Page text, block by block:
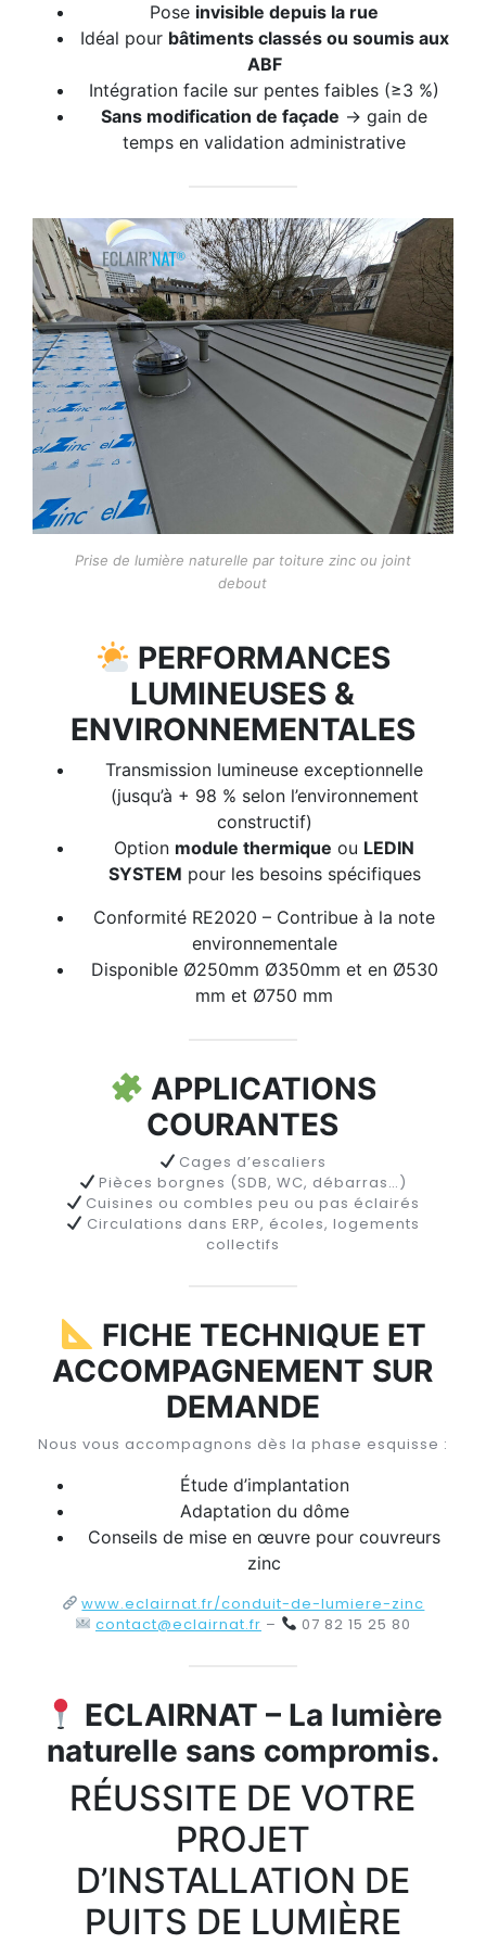
Pose invisible depuis la rue
Idéal pour bâtiments classés ou soumis aux
ABF
Intégration facile sur pentes faibles (≥3 %)
Sans modification de façade → gain de
temps en validation administrative
Prise de lumière naturelle par toiture zinc ou joint
debout
PERFORMANCES
LUMINEUSES &
ENVIRONNEMENTALES
Transmission lumineuse exceptionnelle
(jusqu’à + 98 % selon l’environnement
constructif)
Option module thermique ou LEDIN
SYSTEM pour les besoins spécifiques
Conformité RE2020 – Contribue à la note
environnementale
Disponible Ø250mm Ø350mm et en Ø530
mm et Ø750 mm
APPLICATIONS
COURANTES
Cages d’escaliers
Pièces borgnes (SDB, WC, débarras…)
Cuisines ou combles peu ou pas éclairés
Circulations dans ERP, écoles, logements
collectifs
FICHE TECHNIQUE ET
ACCOMPAGNEMENT SUR
DEMANDE
Nous vous accompagnons dès la phase esquisse :
Étude d’implantation
Adaptation du dôme
Conseils de mise en œuvre pour couvreurs
zinc
www.eclairnat.fr/conduit-de-lumiere-zinc
contact@eclairnat.fr – 07 82 15 25 80
ECLAIRNAT – La lumière
naturelle sans compromis.
RÉUSSITE DE VOTRE
PROJET
D’INSTALLATION DE
PUITS DE LUMIÈRE